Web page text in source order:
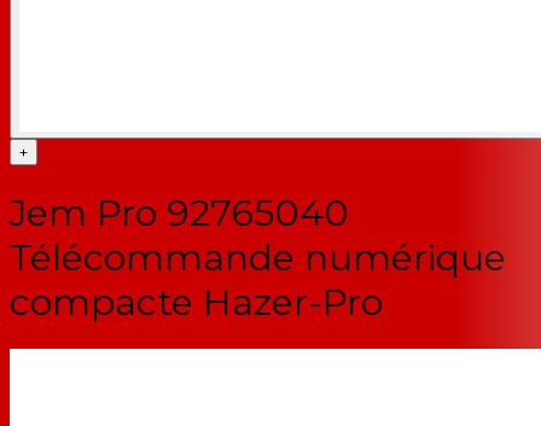
+
Jem Pro 92765040
Télécommande numérique
compacte Hazer-Pro